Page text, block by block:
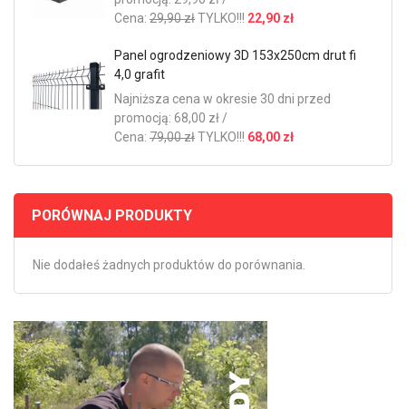
Cena: 29,90 złTYLKO!!! 22,90 zł
Panel ogrodzeniowy 3D 153x250cm drut fi
4,0 grafit
Najniższa cena w okresie 30 dni przed
promocją: 68,00 zł /
Cena: 79,00 złTYLKO!!! 68,00 zł
PORÓWNAJ PRODUKTY
Nie dodałeś żadnych produktów do porównania.